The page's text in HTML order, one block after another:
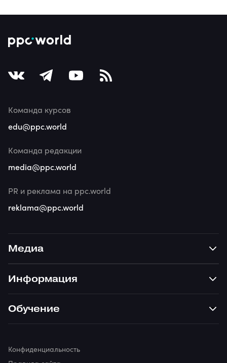
Медиа
Информация
Обучение
Команда курсов
edu@ppc.world
Команда редакции
media@ppc.world
PR и реклама на ppc.world
reklama@ppc.world
Конфиденциальность